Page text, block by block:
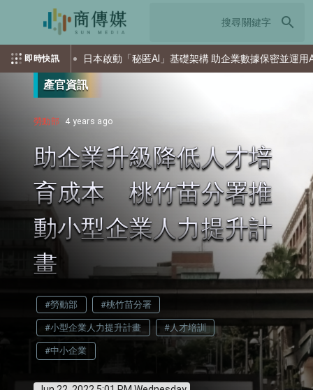
search
即時快訊
日本啟動「秘匿AI」基礎架構 助企業數據保密並運用AI
產官資訊
勞動部 4 years ago
助企業升級降低人才培
育成本 桃竹苗分署推
動小型企業人力提升計
畫
#勞動部 #桃竹苗分署
#小型企業人力提升計畫 #人才培訓
#中小企業